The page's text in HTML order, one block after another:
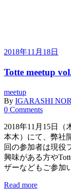
2018年11月18日
Totte meetup
meetup
By IGARASHI
0 Comments
2018年11月15日（
本木）にて、弊社
回の参加者は現役
興味がある方や
ザーなどもご参加
Read more